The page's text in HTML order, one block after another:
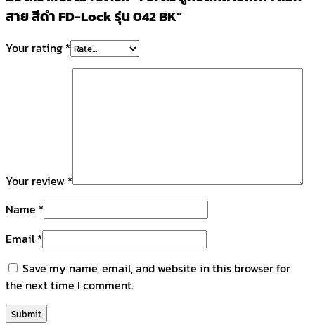
สาย สีดำ FD-Lock รุ่น 042 BK”
Your rating *
Your review *
Name *
Email*
Save my name, email, and website in this browser for
the next time I comment.